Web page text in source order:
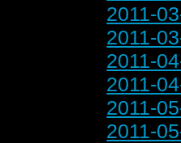
2011-
2011-
2011-
2011-
2011-
2011-